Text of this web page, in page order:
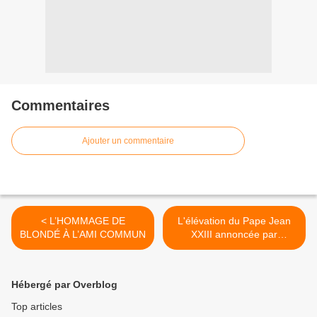
Commentaires
Ajouter un commentaire
< L’HOMMAGE DE
BLONDÉ À L’AMI COMMUN
L'élévation du Pape Jean
XXIII annoncée par
Présence Congolaise du
Hébergé par Overblog
Top articles